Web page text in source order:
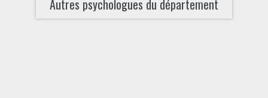
Autres psychologues du département